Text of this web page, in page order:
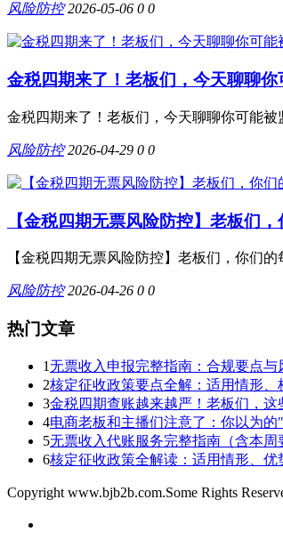
风险防控 2026-05-06 0 0
金税四期来了！老板们，今天聊聊
金税四期来了！老板们，今天聊聊你可能
风险防控 2026-04-29 0 0
【金税四期无票风险防控】老板们
【金税四期无票风险防控】老板们，你们
风险防控 2026-04-26 0 0
热门文章
1无票收入申报完整指南：合规要点与
2核定征收政策要点全解：适用情形、
3金税四期查账越来越严！老板们，这
4电商老板和主播们注意了：你以为
5无票收入代账服务完整指南（含本周
6核定征收政策全解读：适用情形、优
Copyright www.bjb2b.com.Some Rights